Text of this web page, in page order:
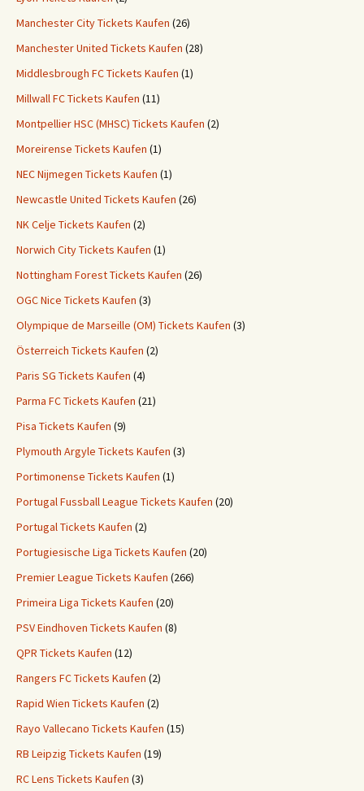
Manchester City Tickets Kaufen (26)
Manchester United Tickets Kaufen (28)
Middlesbrough FC Tickets Kaufen (1)
Millwall FC Tickets Kaufen (11)
Montpellier HSC (MHSC) Tickets Kaufen (2)
Moreirense Tickets Kaufen (1)
NEC Nijmegen Tickets Kaufen (1)
Newcastle United Tickets Kaufen (26)
NK Celje Tickets Kaufen (2)
Norwich City Tickets Kaufen (1)
Nottingham Forest Tickets Kaufen (26)
OGC Nice Tickets Kaufen (3)
Olympique de Marseille (OM) Tickets Kaufen (3)
Österreich Tickets Kaufen (2)
Paris SG Tickets Kaufen (4)
Parma FC Tickets Kaufen (21)
Pisa Tickets Kaufen (9)
Plymouth Argyle Tickets Kaufen (3)
Portimonense Tickets Kaufen (1)
Portugal Fussball League Tickets Kaufen (20)
Portugal Tickets Kaufen (2)
Portugiesische Liga Tickets Kaufen (20)
Premier League Tickets Kaufen (266)
Primeira Liga Tickets Kaufen (20)
PSV Eindhoven Tickets Kaufen (8)
QPR Tickets Kaufen (12)
Rangers FC Tickets Kaufen (2)
Rapid Wien Tickets Kaufen (2)
Rayo Vallecano Tickets Kaufen (15)
RB Leipzig Tickets Kaufen (19)
RC Lens Tickets Kaufen (3)